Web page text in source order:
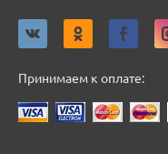
Принимаем к оплате: